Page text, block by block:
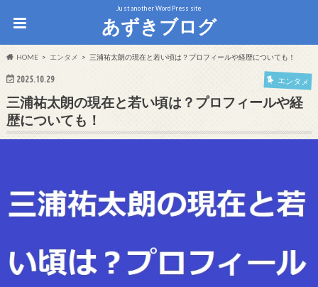
Just another WordPress site
あずきブログ
HOME エンタメ 三浦祐太朗の現在と若い頃は？プロフィールや経歴についても！
2025.10.29 エンタメ
三浦祐太朗の現在と若い頃は？プロフィールや経
歴についても！